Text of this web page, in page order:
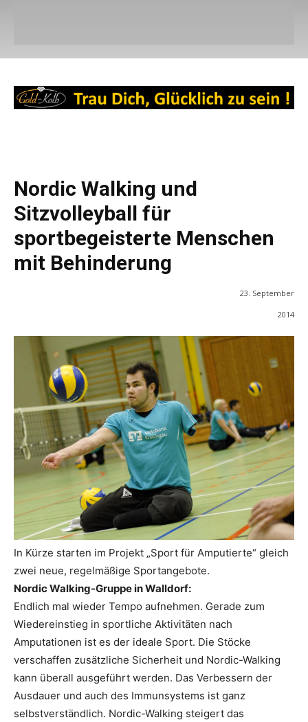
Nordic Walking und
Sitzvolleyball für
sportbegeisterte Menschen
mit Behinderung
23. September
2014
In Kürze starten im Projekt „Sport für Amputierte“ gleich
zwei neue, regelmäßige Sportangebote.
Nordic Walking-Gruppe in Walldorf:
Endlich mal wieder Tempo aufnehmen. Gerade zum
Wiedereinstieg in sportliche Aktivitäten nach
Amputationen ist es der ideale Sport. Die Stöcke
verschaffen zusätzliche Sicherheit und Nordic-Walking
kann überall ausgeführt werden. Das Verbessern der
Ausdauer und auch des Immunsystems ist ganz
selbstverständlich. Nordic-Walking steigert das